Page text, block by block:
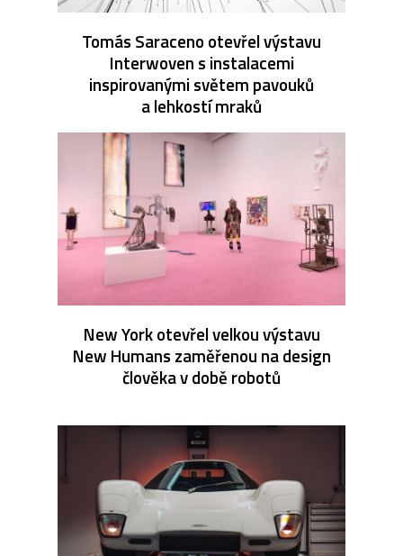
Tomás Saraceno otevřel výstavu
Interwoven s instalacemi
inspirovanými světem pavouků
a lehkostí mraků
New York otevřel velkou výstavu
New Humans zaměřenou na design
člověka v době robotů